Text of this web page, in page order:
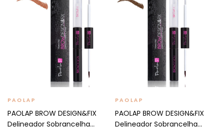
PAOLAP
PAOLAP BROW DESIGN&FIX
Delineador Sobrancelha...
PAOLAP
PAOLAP BROW DESIGN&FIX
Delineador Sobrancelha...